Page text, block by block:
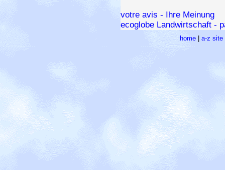
votre avis - Ihre Meinung
ecoglobe Landwirtschaft -
home| a-z site